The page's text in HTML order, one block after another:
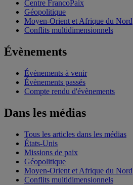
Centre FrancoPaix
Géopolitique
Moyen-Orient et Afrique du Nord
Conflits multidimensionnels
Évènements
Évènements à venir
Évènements passés
Compte rendu d'évènements
Dans les médias
Tous les articles dans les médias
États-Unis
Missions de paix
Géopolitique
Moyen-Orient et Afrique du Nord
Conflits multidimensionnels